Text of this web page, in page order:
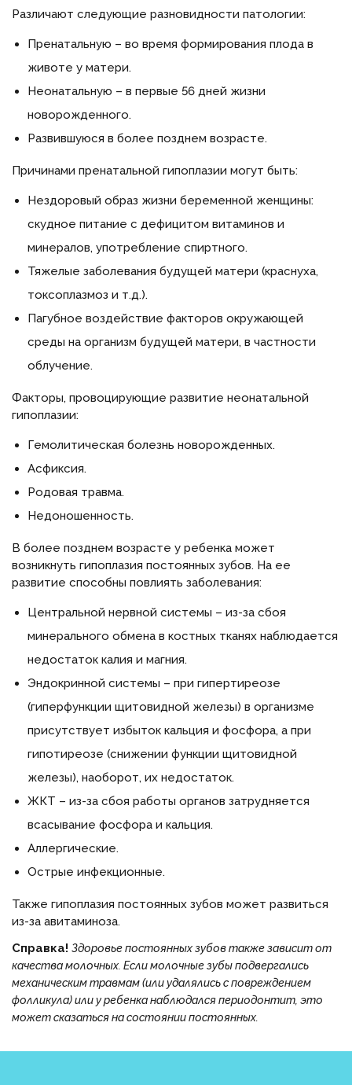
Различают следующие разновидности патологии:
Пренатальную – во время формирования плода в
животе у матери.
Неонатальную – в первые 56 дней жизни
новорожденного.
Развившуюся в более позднем возрасте.
Причинами пренатальной гипоплазии могут быть:
Нездоровый образ жизни беременной женщины:
скудное питание с дефицитом витаминов и
минералов, употребление спиртного.
Тяжелые заболевания будущей матери (краснуха,
токсоплазмоз и т.д.).
Пагубное воздействие факторов окружающей
среды на организм будущей матери, в частности
облучение.
Факторы, провоцирующие развитие неонатальной
гипоплазии:
Гемолитическая болезнь новорожденных.
Асфиксия.
Родовая травма.
Недоношенность.
В более позднем возрасте у ребенка может
возникнуть гипоплазия постоянных зубов. На ее
развитие способны повлиять заболевания:
Центральной нервной системы – из-за сбоя
минерального обмена в костных тканях наблюдается
недостаток калия и магния.
Эндокринной системы – при гипертиреозе
(гиперфункции щитовидной железы) в организме
присутствует избыток кальция и фосфора, а при
гипотиреозе (снижении функции щитовидной
железы), наоборот, их недостаток.
ЖКТ – из-за сбоя работы органов затрудняется
всасывание фосфора и кальция.
Аллергические.
Острые инфекционные.
Также гипоплазия постоянных зубов может развиться
из-за авитаминоза.
Справка! Здоровье постоянных зубов также зависит от
качества молочных. Если молочные зубы подвергались
механическим травмам (или удалялись с повреждением
фолликула) или у ребенка наблюдался периодонтит, это
может сказаться на состоянии постоянных.